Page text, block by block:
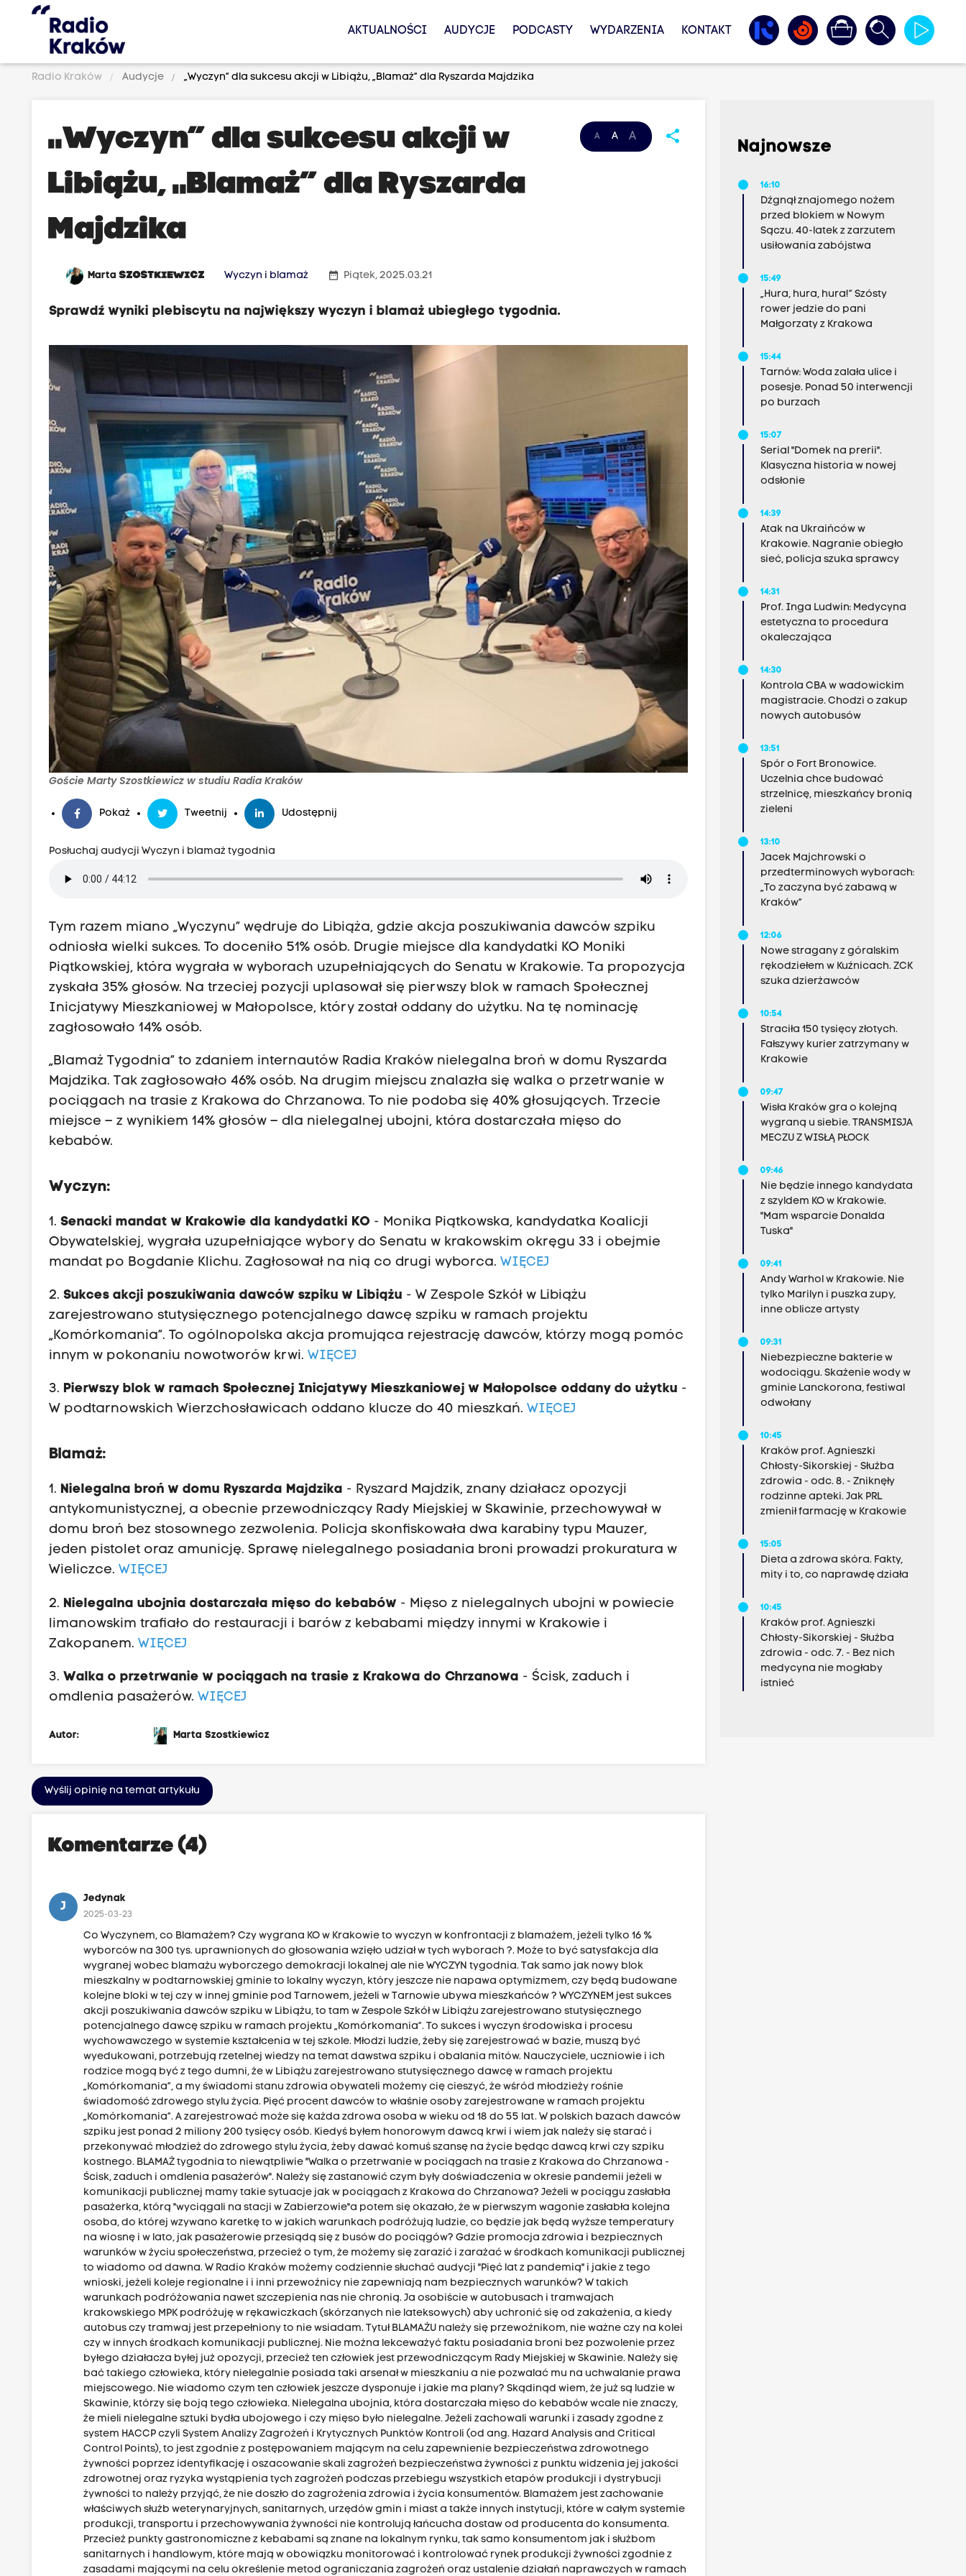
AKTUALNOŚCI AUDYCJE PODCASTY WYDARZENIA KONTAKT
Radio Kraków Audycje „Wyczyn” dla sukcesu akcji w Libiążu, „Blamaż” dla Ryszarda Majdzika
A A A share
„Wyczyn” dla sukcesu akcji w
Libiążu, „Blamaż” dla Ryszarda
Majdzika
MartaSZOSTKIEWICZ Wyczyn i blamaż date_range Piątek, 2025.03.21
Sprawdź wyniki plebiscytu na największy wyczyn i blamaż ubiegłego tygodnia.
Goście Marty Szostkiewicz w studiu Radia Kraków
Pokaż Tweetnij Udostępnij
Posłuchaj audycji Wyczyn i blamaż tygodnia
Tym razem miano „Wyczynu” wędruje do Libiąża, gdzie akcja poszukiwania dawców szpiku
odniosła wielki sukces. To doceniło 51% osób. Drugie miejsce dla kandydatki KO Moniki
Piątkowskiej, która wygrała w wyborach uzupełniających do Senatu w Krakowie. Ta propozycja
zyskała 35% głosów. Na trzeciej pozycji uplasował się pierwszy blok w ramach Społecznej
Inicjatywy Mieszkaniowej w Małopolsce, który został oddany do użytku. Na tę nominację
zagłosowało 14% osób.
„Blamaż Tygodnia” to zdaniem internautów Radia Kraków nielegalna broń w domu Ryszarda
Majdzika. Tak zagłosowało 46% osób. Na drugim miejscu znalazła się walka o przetrwanie w
pociągach na trasie z Krakowa do Chrzanowa. To nie podoba się 40% głosujących. Trzecie
miejsce – z wynikiem 14% głosów – dla nielegalnej ubojni, która dostarczała mięso do
kebabów.
Wyczyn:
1.Senacki mandat w Krakowie dla kandydatki KO - Monika Piątkowska, kandydatka Koalicji
Obywatelskiej, wygrała uzupełniające wybory do Senatu w krakowskim okręgu 33 i obejmie
mandat po Bogdanie Klichu. Zagłosował na nią co drugi wyborca.WIĘCEJ
2.Sukces akcji poszukiwania dawców szpiku w Libiążu - W Zespole Szkół w Libiążu
zarejestrowano stutysięcznego potencjalnego dawcę szpiku w ramach projektu
„Komórkomania”. To ogólnopolska akcja promująca rejestrację dawców, którzy mogą pomóc
innym w pokonaniu nowotworów krwi.WIĘCEJ
3. Pierwszy blok w ramach Społecznej Inicjatywy Mieszkaniowej w Małopolsce oddany do użytku -
W podtarnowskich Wierzchosławicach oddano klucze do 40 mieszkań.WIĘCEJ
Blamaż:
1. Nielegalna broń w domu Ryszarda Majdzika - Ryszard Majdzik, znany działacz opozycji
antykomunistycznej, a obecnie przewodniczący Rady Miejskiej w Skawinie, przechowywał w
domu broń bez stosownego zezwolenia. Policja skonfiskowała dwa karabiny typu Mauzer,
jeden pistolet oraz amunicję. Sprawę nielegalnego posiadania broni prowadzi prokuratura w
Wieliczce.WIĘCEJ
2. Nielegalna ubojnia dostarczała mięso do kebabów - Mięso z nielegalnych ubojni w powiecie
limanowskim trafiało do restauracji i barów z kebabami między innymi w Krakowie i
Zakopanem.WIĘCEJ
3.Walka o przetrwanie w pociągach na trasie z Krakowa do Chrzanowa - Ścisk, zaduch i
omdlenia pasażerów.WIĘCEJ
Autor: Marta Szostkiewicz
Wyślij opinię na temat artykułu
Komentarze (4)
J
Jedynak
2025-03-23
Co Wyczynem, co Blamażem? Czy wygrana KO w Krakowie to wyczyn w konfrontacji z blamażem, jeżeli tylko 16 %
wyborców na 300 tys. uprawnionych do głosowania wzięło udział w tych wyborach ?. Może to być satysfakcja dla
wygranej wobec blamażu wyborczego demokracji lokalnej ale nie WYCZYN tygodnia. Tak samo jak nowy blok
mieszkalny w podtarnowskiej gminie to lokalny wyczyn, który jeszcze nie napawa optymizmem, czy będą budowane
kolejne bloki w tej czy w innej gminie pod Tarnowem, jeżeli w Tarnowie ubywa mieszkańców ? WYCZYNEM jest sukces
akcji poszukiwania dawców szpiku w Libiążu, to tam w Zespole Szkół w Libiążu zarejestrowano stutysięcznego
potencjalnego dawcę szpiku w ramach projektu „Komórkomania”. To sukces i wyczyn środowiska i procesu
wychowawczego w systemie kształcenia w tej szkole. Młodzi ludzie, żeby się zarejestrować w bazie, muszą być
wyedukowani, potrzebują rzetelnej wiedzy na temat dawstwa szpiku i obalania mitów. Nauczyciele, uczniowie i ich
rodzice mogą być z tego dumni, że w Libiążu zarejestrowano stutysięcznego dawcę w ramach projektu
„Komórkomania”, a my świadomi stanu zdrowia obywateli możemy cię cieszyć, że wśród młodzieży rośnie
świadomość zdrowego stylu życia. Pięć procent dawców to właśnie osoby zarejestrowane w ramach projektu
„Komórkomania”. A zarejestrować może się każda zdrowa osoba w wieku od 18 do 55 lat. W polskich bazach dawców
szpiku jest ponad 2 miliony 200 tysięcy osób. Kiedyś byłem honorowym dawcą krwi i wiem jak należy się starać i
przekonywać młodzież do zdrowego stylu życia, żeby dawać komuś szansę na życie będąc dawcą krwi czy szpiku
kostnego. BLAMAŻ tygodnia to niewątpliwie "Walka o przetrwanie w pociągach na trasie z Krakowa do Chrzanowa -
Ścisk, zaduch i omdlenia pasażerów". Należy się zastanowić czym były doświadczenia w okresie pandemii jeżeli w
komunikacji publicznej mamy takie sytuacje jak w pociągach z Krakowa do Chrzanowa? Jeżeli w pociągu zasłabła
pasażerka, którą "wyciągali na stacji w Zabierzowie"a potem się okazało, że w pierwszym wagonie zasłabła kolejna
osoba, do której wzywano karetkę to w jakich warunkach podróżują ludzie, co będzie jak będą wyższe temperatury
na wiosnę i w lato, jak pasażerowie przesiądą się z busów do pociągów? Gdzie promocja zdrowia i bezpiecznych
warunków w życiu społeczeństwa, przecież o tym, że możemy się zarazić i zarażać w środkach komunikacji publicznej
to wiadomo od dawna. W Radio Kraków możemy codziennie słuchać audycji "Pięć lat z pandemią" i jakie z tego
wnioski, jeżeli koleje regionalne i i inni przewoźnicy nie zapewniają nam bezpiecznych warunków? W takich
warunkach podróżowania nawet szczepienia nas nie chronią. Ja osobiście w autobusach i tramwajach
krakowskiego MPK podróżuję w rękawiczkach (skórzanych nie lateksowych) aby uchronić się od zakażenia, a kiedy
autobus czy tramwaj jest przepełniony to nie wsiadam. Tytuł BLAMAŻU należy się przewoźnikom, nie ważne czy na kolei
czy w innych środkach komunikacji publicznej. Nie można lekceważyć faktu posiadania broni bez pozwolenie przez
byłego działacza byłej już opozycji, przecież ten człowiek jest przewodniczącym Rady Miejskiej w Skawinie. Należy się
bać takiego człowieka, który nielegalnie posiada taki arsenał w mieszkaniu a nie pozwalać mu na uchwalanie prawa
miejscowego. Nie wiadomo czym ten człowiek jeszcze dysponuje i jakie ma plany? Skądinąd wiem, że już są ludzie w
Skawinie, którzy się boją tego człowieka. Nielegalna ubojnia, która dostarczała mięso do kebabów wcale nie znaczy,
że mieli nielegalne sztuki bydła ubojowego i czy mięso było nielegalne. Jeżeli zachowali warunki i zasady zgodne z
system HACCP czyli System Analizy Zagrożeń i Krytycznych Punktów Kontroli (od ang. Hazard Analysis and Critical
Control Points), to jest zgodnie z postępowaniem mającym na celu zapewnienie bezpieczeństwa zdrowotnego
żywności poprzez identyfikację i oszacowanie skali zagrożeń bezpieczeństwa żywności z punktu widzenia jej jakości
zdrowotnej oraz ryzyka wystąpienia tych zagrożeń podczas przebiegu wszystkich etapów produkcji i dystrybucji
żywności to należy przyjąć, że nie doszło do zagrożenia zdrowia i życia konsumentów. Blamażem jest zachowanie
właściwych służb weterynaryjnych, sanitarnych, urzędów gmin i miast a także innych instytucji, które w całym systemie
produkcji, transportu i przechowywania żywności nie kontrolują łańcucha dostaw od producenta do konsumenta.
Przecież punkty gastronomiczne z kebabami są znane na lokalnym rynku, tak samo konsumentom jak i służbom
sanitarnych i handlowym, które mają w obowiązku monitorować i kontrolować rynek produkcji żywności zgodnie z
zasadami mającymi na celu określenie metod ograniczania zagrożeń oraz ustalenie działań naprawczych w ramach
Najnowsze
16:10
Dźgnął znajomego nożem
przed blokiem w Nowym
Sączu. 40-latek z zarzutem
usiłowania zabójstwa
15:49
„Hura, hura, hura!” Szósty
rower jedzie do pani
Małgorzaty z Krakowa
15:44
Tarnów: Woda zalała ulice i
posesje. Ponad 50 interwencji
po burzach
15:07
Serial "Domek na prerii".
Klasyczna historia w nowej
odsłonie
14:39
Atak na Ukraińców w
Krakowie. Nagranie obiegło
sieć, policja szuka sprawcy
14:31
Prof. Inga Ludwin: Medycyna
estetyczna to procedura
okaleczająca
14:30
Kontrola CBA w wadowickim
magistracie. Chodzi o zakup
nowych autobusów
13:51
Spór o Fort Bronowice.
Uczelnia chce budować
strzelnicę, mieszkańcy bronią
zieleni
13:10
Jacek Majchrowski o
przedterminowych wyborach:
„To zaczyna być zabawą w
Kraków”
12:06
Nowe stragany z góralskim
rękodziełem w Kuźnicach. ZCK
szuka dzierżawców
10:54
Straciła 150 tysięcy złotych.
Fałszywy kurier zatrzymany w
Krakowie
09:47
Wisła Kraków gra o kolejną
wygraną u siebie. TRANSMISJA
MECZU Z WISŁĄ PŁOCK
09:46
Nie będzie innego kandydata
z szyldem KO w Krakowie.
"Mam wsparcie Donalda
Tuska"
09:41
Andy Warhol w Krakowie. Nie
tylko Marilyn i puszka zupy,
inne oblicze artysty
09:31
Niebezpieczne bakterie w
wodociągu. Skażenie wody w
gminie Lanckorona, festiwal
odwołany
10:45
Kraków prof. Agnieszki
Chłosty-Sikorskiej - Służba
zdrowia - odc. 8. - Zniknęły
rodzinne apteki. Jak PRL
zmienił farmację w Krakowie
15:05
Dieta a zdrowa skóra. Fakty,
mity i to, co naprawdę działa
10:45
Kraków prof. Agnieszki
Chłosty-Sikorskiej - Służba
zdrowia - odc. 7. - Bez nich
medycyna nie mogłaby
istnieć